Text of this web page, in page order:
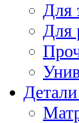
Для
Для